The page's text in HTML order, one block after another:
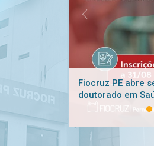
para mestrado e
Seleção
prova de
Previous